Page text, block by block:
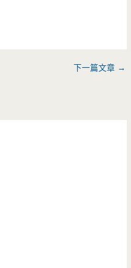
下一篇文章 →